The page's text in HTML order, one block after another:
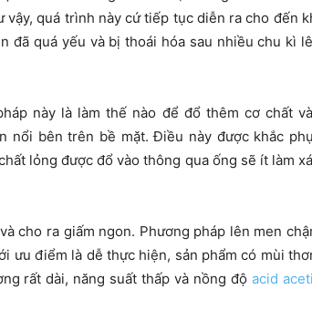
quá trình này cứ tiếp tục diễn ra cho đến
đã quá yếu và bị thoái hóa sau nhiều chu kì
này là làm thế nào để đổ thêm cơ chất
nổi bên trên bề mặt. Điều này được khắc
lỏng được đổ vào thông qua ống sẽ ít làm
cho ra giấm ngon. Phương pháp lên men
ưu điểm là dễ thực hiện, sản phẩm có mùi
rất dài, năng suất thấp và nồng độacid